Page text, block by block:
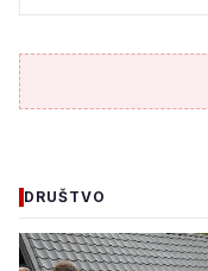
DRUŠTVO